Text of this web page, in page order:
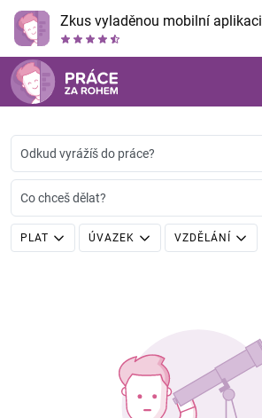
Zkus vyladěnou mobilní aplikaci
Odkud vyrážíš do práce?
Co chceš dělat?
PLAT ÚVAZEK VZDĚLÁNÍ